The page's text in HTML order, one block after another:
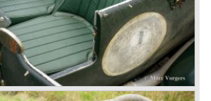
additionally.
that spark plugs in the supercharged
quickly resulting in loss of power.
Clarke stated one day: "The
like a donkey eats hay". Only 55
cars have been built by the firm
the Van den Plas open tourer